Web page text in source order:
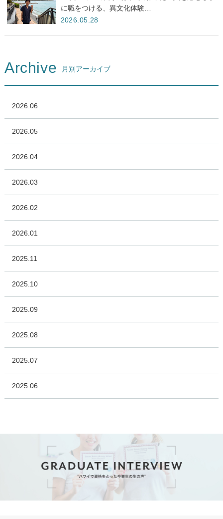
に職をつける、異文化体験…
2026.05.28
Archive 月別アーカイブ
2026.06
2026.05
2026.04
2026.03
2026.02
2026.01
2025.11
2025.10
2025.09
2025.08
2025.07
2025.06